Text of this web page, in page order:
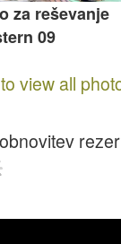
za reševanje
09
view all